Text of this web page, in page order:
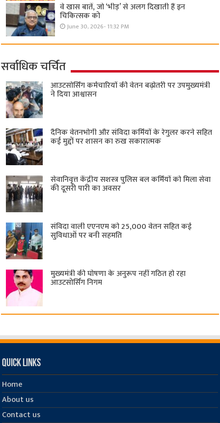
वे खास बातें, जो ‘भीड़’ से अलग दिखाती हैं इन
चिकित्सक को
June 30, 2026- 11:32 PM
सर्वाधिक चर्चित
आउटसोर्सिंग कर्मचारियों की वेतन बढ़ोतरी पर उपमुख्यमंत्री
ने दिया आश्वासन
दैनिक वेतनभोगी और संविदा कर्मियों के रेगुलर करने सहित
कई मुद्दों पर शासन का रुख सकारात्मक
सेवानिवृत्त केंद्रीय सशस्त्र पुलिस बल ​कर्मियों को मिला सेवा
की दूसरी पारी का अवसर
संविदा वाली एएनएम को 25,000 वेतन सहित कई
सुविधाओं पर बनी सहमति
मुख्यमंत्री की घोषणा के अनुरूप नहीं गठित हो रहा
आउटसोर्सिंग निगम
Quick Links
Home
About us
Contact us